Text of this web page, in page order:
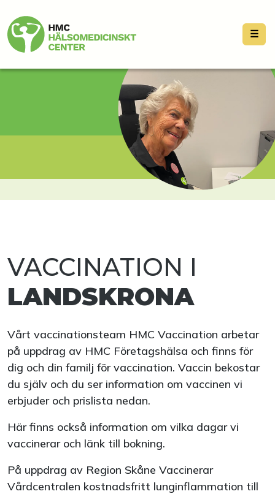
☰
VACCINATION I
LANDSKRONA
Vårt vaccinationsteam HMC Vaccination arbetar
på uppdrag av HMC Företagshälsa och finns för
dig och din familj för vaccination. Vaccin bekostar
du själv och du ser information om vaccinen vi
erbjuder och prislista nedan.
Här finns också information om vilka dagar vi
vaccinerar och länk till bokning.
På uppdrag av Region Skåne Vaccinerar
Vårdcentralen kostnadsfritt lunginflammation till